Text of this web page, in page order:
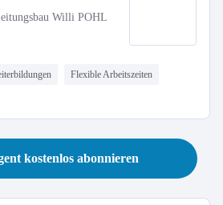
Willi POHL
Flexible Arbeitszeiten
kostenlos abonnieren